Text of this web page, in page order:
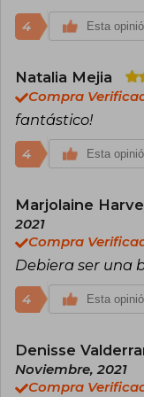
Es
4 Esta
Natalia Mejia
Compra
fantástico!
4 Esta
Marjolaine
2021
Compra
Debiera ser una
4 Esta
Denisse
Noviembre, 2021
Compra